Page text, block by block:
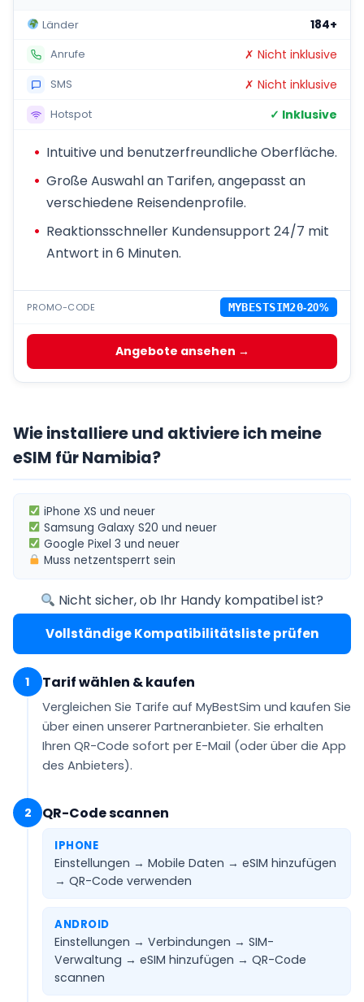
Länder 184+
Anrufe ✗ Nicht inklusive
SMS ✗ Nicht inklusive
Hotspot ✓ Inklusive
Intuitive und benutzerfreundliche Oberfläche.
Große Auswahl an Tarifen, angepasst an
verschiedene Reisendenprofile.
Reaktionsschneller Kundensupport 24/7 mit
Antwort in 6 Minuten.
PROMO-CODE MYBESTSIM20-20%
Angebote ansehen →
Wie installiere und aktiviere ich meine
eSIM für Namibia?
iPhone XS und neuer
Samsung Galaxy S20 und neuer
Google Pixel 3 und neuer
Mussnetzentsperrt sein
Nicht sicher, ob Ihr Handy kompatibel ist?
Vollständige Kompatibilitätsliste prüfen
1 Tarif wählen & kaufen
Vergleichen Sie Tarife auf MyBestSim und kaufen Sie
über einen unserer Partneranbieter. Sie erhalten
Ihren QR-Code sofort per E-Mail (oder über die App
des Anbieters).
2 QR-Code scannen
IPHONE
Einstellungen → Mobile Daten → eSIM hinzufügen
→ QR-Code verwenden
ANDROID
Einstellungen → Verbindungen → SIM-
Verwaltung → eSIM hinzufügen → QR-Code
scannen